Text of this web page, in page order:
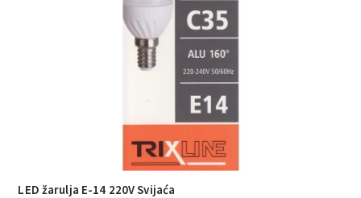
LED žarulja E-14 220V Svijaća